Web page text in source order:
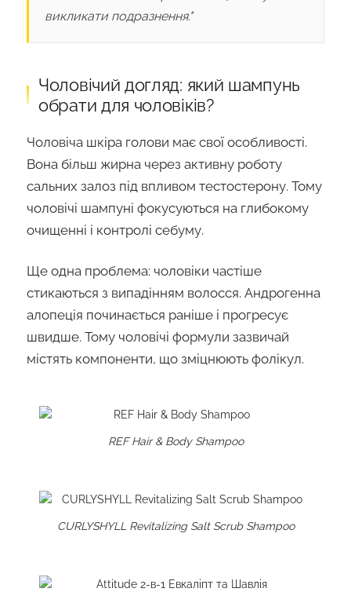
викликати подразнення."
Чоловічий догляд: який шампунь
обрати для чоловіків?
Чоловіча шкіра голови має свої особливості.
Вона більш жирна через активну роботу
сальних залоз під впливом тестостерону. Тому
чоловічі шампуні фокусуються на глибокому
очищенні і контролі себуму.
Ще одна проблема: чоловіки частіше
стикаються з випадінням волосся. Андрогенна
алопеція починається раніше і прогресує
швидше. Тому чоловічі формули зазвичай
містять компоненти, що зміцнюють фолікул.
REF Hair & Body Shampoo
CURLYSHYLL Revitalizing Salt Scrub Shampoo